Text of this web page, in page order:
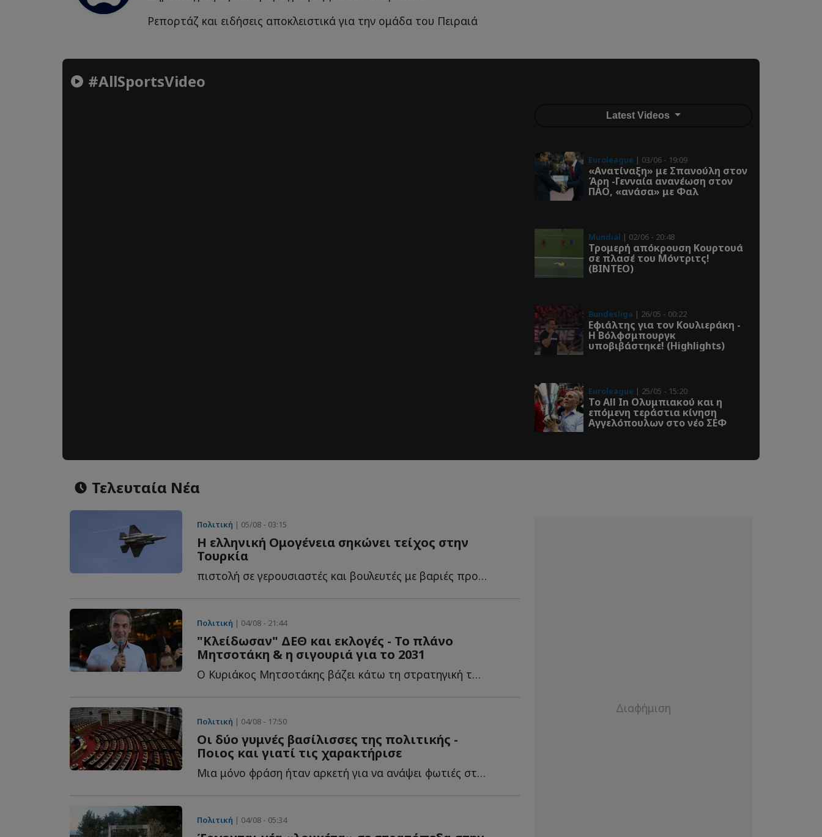
Ρεπορτάζ και ειδήσεις αποκλειστικά για την ομάδα του Πειραιά
#AllSportsVideo
Latest Videos
Euroleague | 03/06 - 19:09
«Ανατίναξη» με Σπανούλη στον
Άρη -Γενναία ανανέωση στον
ΠΑΟ, «ανάσα» με Φαλ
Mundial | 02/06 - 20:48
Τρομερή απόκρουση Κουρτουά
σε πλασέ του Μόντριτς!
(ΒΙΝΤΕΟ)
Bundesliga | 26/05 - 00:22
Εφιάλτης για τον Κουλιεράκη -
Η Βόλφσμπουργκ
υποβιβάστηκε! (Highlights)
Euroleague | 25/05 - 15:20
Το All In Ολυμπιακού και η
επόμενη τεράστια κίνηση
Αγγελόπουλων στο νέο ΣΕΦ
Τελευταία Νέα
Πολιτική | 05/08 - 03:15
Η ελληνική Ομογένεια σηκώνει τείχος στην
Τουρκία
πιστολή σε γερουσιαστές και βουλευτές με βαριές προειδοποιήσεις γ...
Πολιτική | 04/08 - 21:44
"Κλείδωσαν" ΔΕΘ και εκλογές - Το πλάνο
Μητσοτάκη & η σιγουριά για το 2031
Ο Κυριάκος Μητσοτάκης βάζει κάτω τη στρατηγική του ό...
Πολιτική | 04/08 - 17:50
Οι δύο γυμνές βασίλισσες της πολιτικής -
Ποιος και γιατί τις χαρακτήρισε
Μια μόνο φράση ήταν αρκετή για να ανάψει φωτιές στην π...
Πολιτική | 04/08 - 05:34